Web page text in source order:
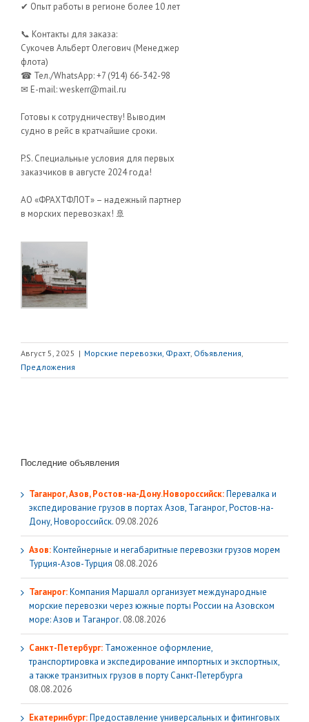
✔ Опыт работы в регионе более 10 лет
📞 Контакты для заказа:
Сукочев Альберт Олегович (Менеджер
флота)
☎ Тел./WhatsApp: +7 (914) 66-342-98
✉ E-mail: weskerr@mail.ru
Готовы к сотрудничеству! Выводим
судно в рейс в кратчайшие сроки.
P.S. Специальные условия для первых
заказчиков в августе 2024 года!
АО «ФРАХТФЛОТ» – надежный партнер
в морских перевозках! 🚢
Август 5, 2025 | Морские перевозки, Фрахт, Объявления,
Предложения
Последние объявления
Таганрог, Азов, Ростов-на-Дону.Новороссийск:Перевалка и
экспедирование грузов в портах Азов, Таганрог, Ростов-на-
Дону, Новороссийск. 09.08.2026
Азов:Контейнерные и негабаритные перевозки грузов морем
Турция-Азов-Турция 08.08.2026
Таганрог:Компания Маршалл организует международные
морские перевозки через южные порты России на Азовском
море: Азов и Таганрог. 08.08.2026
Санкт-Петербург: Таможенное оформление,
транспортировка и экспедирование импортных и экспортных,
а также транзитных грузов в порту Санкт-Петербурга
08.08.2026
Екатеринбург:Предоставление универсальных и фитинговых